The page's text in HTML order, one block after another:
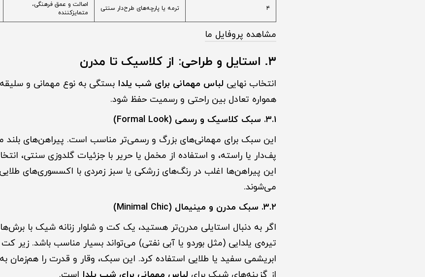
۴ ترمه یا پارچه‌های طرح‌دار سنتی
اصالت و عمق فرهنگی،
متمایزکننده
مشاهده پروفایل ما
۳. استایل و طراحی: از کلاسیک تا مدرن
انتخاب نهایی لباس مهمانی برای شب یلدا بستگی به نوع مهمانی و
همواره تعادل بین راحتی و رسمیت حفظ شود.
۳.۱. سبک کلاسیک و رسمی (Formal Look)
این سبک برای مهمانی‌های بزرگ و رسمی‌تر مناسب است. پیراهن‌های بلند
پف‌دار یا راسته، و استفاده از مخمل یا حریر با جزئیات گلدوزی سنتی،
این پیراهن‌ها اغلب در رنگ‌های زرشکی یا سبز زمردی با اکسسوری‌های
می‌شوند.
۳.۲. سبک مدرن و مینیمال (Minimal Chic)
اگر به دنبال استایلی مدرن‌تر هستید، یک کت و شلوار زنانه شیک با
تیره‌ی یلدایی (مثل بوردو یا آبی نفتی) می‌تواند بسیار مناسب باشد. زیر
ابریشمی سفید یا طلایی استفاده کرد. این سبک، وقار و قدرت را هم‌زمان